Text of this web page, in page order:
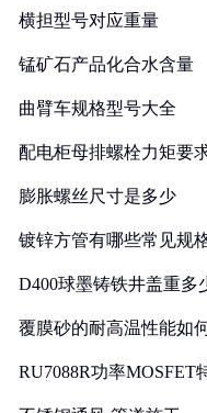
横担型号对应重量
锰矿石产品化合水含量
曲臂车规格型号大全
配电柜母排螺栓力矩要
膨胀螺丝尺寸是多少
镀锌方管有哪些常见规
D400球墨铸铁井盖重多
覆膜砂的耐高温性能如
RU7088R功率